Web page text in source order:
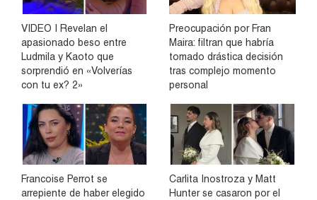
VIDEO | Revelan el
apasionado beso entre
Ludmila y Kaoto que
sorprendió en «Volverías
con tu ex? 2»
Preocupación por Fran
Maira: filtran que habría
tomado drástica decisión
tras complejo momento
personal
Francoise Perrot se
arrepiente de haber elegido
Carlita Inostroza y Matt
Hunter se casaron por el